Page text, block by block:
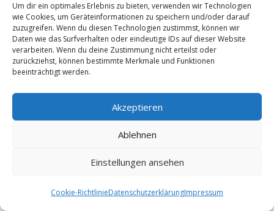
Um dir ein optimales Erlebnis zu bieten, verwenden wir Technologien
wie Cookies, um Geräteinformationen zu speichern und/oder darauf
zuzugreifen. Wenn du diesen Technologien zustimmst, können wir
Daten wie das Surfverhalten oder eindeutige IDs auf dieser Website
verarbeiten. Wenn du deine Zustimmung nicht erteilst oder
zurückziehst, können bestimmte Merkmale und Funktionen
beeinträchtigt werden.
Akzeptieren
Ablehnen
Einstellungen ansehen
Cookie-RichtlinieDatenschutzerklärungImpressum
Ahlsdorf bei Lutherstadt Eisleben (12.85 km)
Wiendorf bei Könnern (12.89 km)
Latdorf (12.96 km)
Poley bei Bernburg